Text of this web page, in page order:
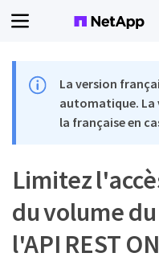
La version
automatique. La
la française en
Limitez
du volume
l'API REST